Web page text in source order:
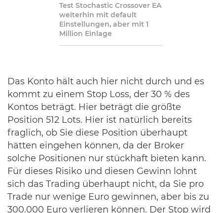
Test Stochastic Crossover EA
weiterhin mit default
Einstellungen, aber mit 1
Million Einlage
Das Konto hält auch hier nicht durch und es
kommt zu einem Stop Loss, der 30 % des
Kontos beträgt. Hier beträgt die größte
Position 512 Lots. Hier ist natürlich bereits
fraglich, ob Sie diese Position überhaupt
hätten eingehen können, da der Broker
solche Positionen nur stückhaft bieten kann.
Für dieses Risiko und diesen Gewinn lohnt
sich das Trading überhaupt nicht, da Sie pro
Trade nur wenige Euro gewinnen, aber bis zu
300.000 Euro verlieren können. Der Stop wird